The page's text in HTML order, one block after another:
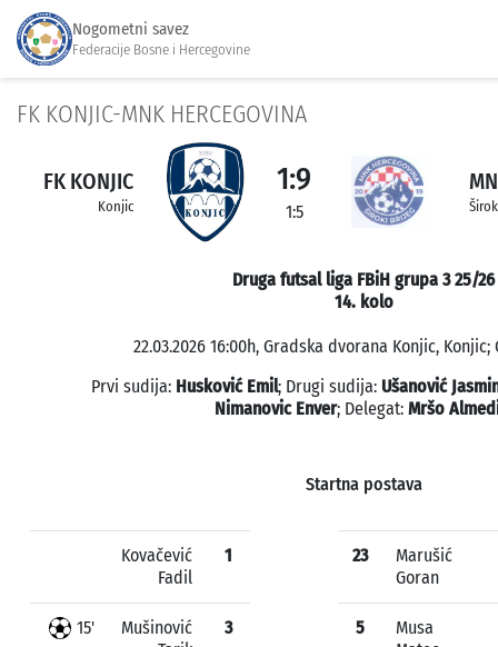
Nogometni savez
Federacije Bosne i Hercegovine
FK KONJIC-MNK HERCEGOVINA
FK KONJIC
Konjic
1:9
1:5
Druga futsal liga FBiH grupa 3 25/26
14. kolo
22.03.2026 16:00h, Gradska dvorana Konjic, Konjic;
Prvi sudija: Husković Emil; Drugi sudija: Ušanović
Nimanovic Enver; Delegat: Mršo
Startna postava
Kovačević
Fadil
1
15'
Mušinović
3
23
Marušić
Goran
5
Musa